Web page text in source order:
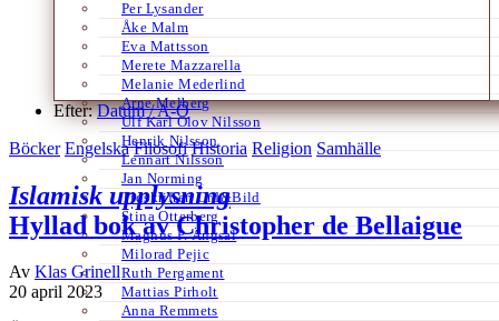
Per Lysander
Åke Malm
Eva Mattsson
Merete Mazzarella
Melanie Mederlind
Arne Melberg
Ulf Karl Olov Nilsson
Henrik Nilsson
Lennart Nilsson
Jan Norming
Tidskriften Ord&Bild
Stina Otterberg
Magnus P. Ängsal
Milorad Pejic
Ruth Pergament
Mattias Pirholt
Anna Remmets
Efter:Datum /A-Ö
Böcker Engelska Filosofi Historia Religion Samhälle
Islamisk upplysning
Hyllad bok av Christopher de Bellaigue
Av Klas Grinell
20 april 2023